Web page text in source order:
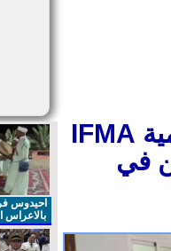
الرشيدية..معهد التكوين في مهن محاربة الامية IFMA
في
احيدوس
بالاعراس